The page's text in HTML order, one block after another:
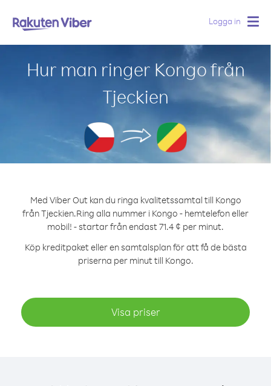
Logga in
Hur man ringer Kongo från
Tjeckien
Med Viber Out kan du ringa kvalitetssamtal till Kongo
från Tjeckien.Ring alla nummer i Kongo - hemtelefon eller
mobil! - startar från endast 71.4 ¢ per minut.
Köp kreditpaket eller en samtalsplan för att få de bästa
priserna per minut till Kongo.
Visa priser